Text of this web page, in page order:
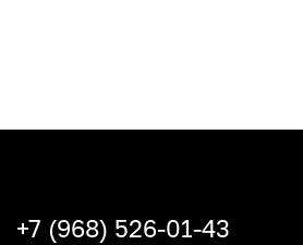
+7 (968) 526-01-43